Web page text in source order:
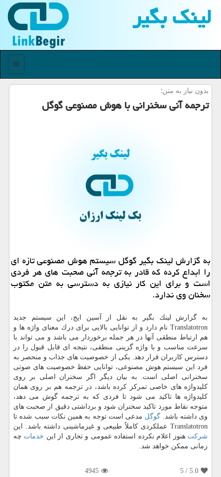
لینك بگیر
منو
بدون نیاز به متن؛
ترجمه آنی سخنرانی با هوش مصنوعی گوگل
به گزارش لینك بگیر گوگل سیستم هوش مصنوعی تازه ای
را ابداع كرده كه قادر به ترجمه آنی صحبت های هر فردی
است و برای این كار نیازی به دسترسی به متن مكتوب
سخنان وی ندارد.
به گزارش لینك بگیر به نقل از آسین ایج، این سیستم جدید
Translatotron نام دارد و از توانایی بالایی برای درك معنای واژه ها و
هم ارتباط منطقی آنها در هر جمله برخوردار می باشد و می تواند با
سرعت مناسب و با واژه گزینی منطقی، نتیجه ای قابل قبول را در
دسترس كاربران قرار دهد. یكی از خصوصیت های جذاب و منحصر به
فرد این سیستم هوش مصنوعی، توانایی حفظ خصوصیت های صوتی
سخنرانی اصلی است. به بیان دیگر اگر سخنران اصلی بر روی
كلیدواژه های خاصی تمركز كرده باشد، در ترجمه هم بر روی همان
كلیدواژه ها تاكید می شود تا فردی كه به ترجمه گوش می دهد،
متوجه نقاط مورد تاكید سخنران شود و برداشتی دقیق از صحبت های
وی داشته باشد. گوگل مدعی است توجه به همین نكات سبب شده تا
Translatotron عملكردی كاملاً طبیعی و غیرماشینی داشته باشد. این
شركت هنوز اعلام نكرده استفاده عمومی و تجاری از این خدمات چه
زمانی ممكن خواهد شد.
5.0
/ 5
4945